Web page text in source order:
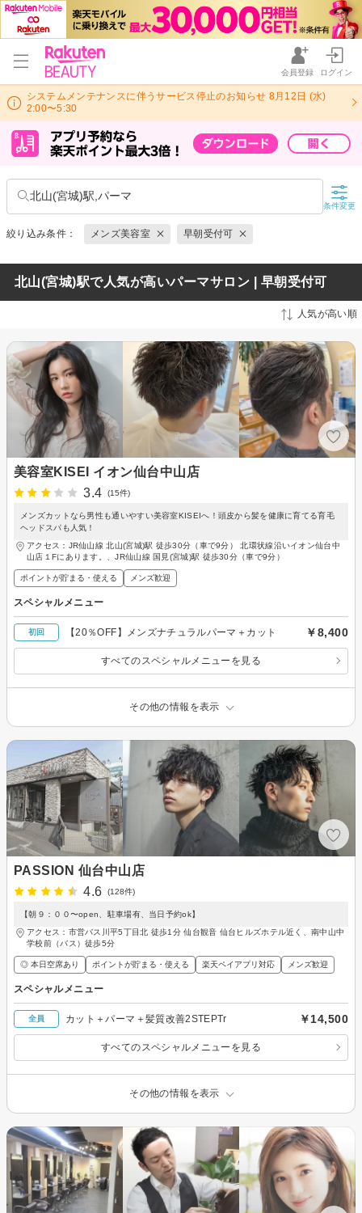
会員登録 ログイン
システムメンテナンスに伴うサービス停止のお知らせ 8月12日 (水)
2:00〜5:30
北山(宮城)駅,パーマ
条件変更
絞り込み条件： メンズ美容室 早朝受付可
北山(宮城)駅で人気が高いパーマサロン | 早朝受付可
人気が高い順
美容室KISEI イオン仙台中山店
3.4
(15件)
メンズカットなら男性も通いやすい美容室KISEIへ！頭皮から髪を健康に育てる育毛
ヘッドスパも人気！
アクセス：JR仙山線 北山(宮城)駅 徒歩30分（車で9分） 北環状線沿いイオン仙台中
山店１Fにあります。、JR仙山線 国見(宮城)駅 徒歩30分（車で9分）
ポイントが貯まる・使える メンズ歓迎
スペシャルメニュー
初回 【20％OFF】メンズナチュラルパーマ＋カット ￥8,400
すべてのスペシャルメニューを見る
その他の情報を表示
PASSION 仙台中山店
4.6
(128件)
【朝９：００〜open、駐車場有、当日予約ok】
アクセス：市営バス川平5丁目北 徒歩1分 仙台観音 仙台ヒルズホテル近く、南中山中
学校前（バス）徒歩5分
◎ 本日空席あり ポイントが貯まる・使える 楽天ペイアプリ対応 メンズ歓迎
スペシャルメニュー
全員 カット＋パーマ＋髪質改善2STEPTr ￥14,500
すべてのスペシャルメニューを見る
その他の情報を表示